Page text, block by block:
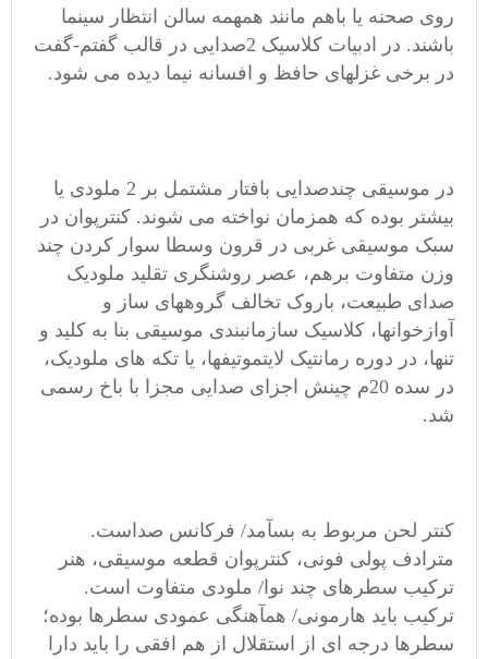
روی صحنه یا باهم مانند همهمه سالن انتظار سینما
باشند. در ادبیات کلاسیک 2صدایی در قالب گفتم-گفت
در برخی غزلهای حافظ و افسانه نیما دیده می شود.
در موسیقی چندصدایی بافتار مشتمل بر 2 ملودی یا
بیشتر بوده که همزمان نواخته می شوند. کنترپوان در
سبک موسیقی غربی در قرون وسطا سوار کردن چند
وزن متفاوت برهم، عصر روشنگری تقلید ملودیک
صدای طبیعت، باروک تخالف گروههای ساز و
آوازخوانها، کلاسیک سازمانبندی موسیقی بنا به کلید و
تنها، در دوره رمانتیک لایتموتیفها، یا تکه های ملودیک،
در سده 20م چینش اجزای صدایی مجزا با باخ رسمی
شد.
کنتر لحن مربوط به بسآمد/ فرکانس صداست.
مترادف پولی فونی، کنترپوان قطعه موسیقی، هنر
ترکیب سطرهای چند نوا/ ملودی متفاوت است.
ترکیب باید هارمونی/ همآهنگی عمودی سطرها بوده؛
سطرها درجه ای از استقلال از هم افقی را باید دارا